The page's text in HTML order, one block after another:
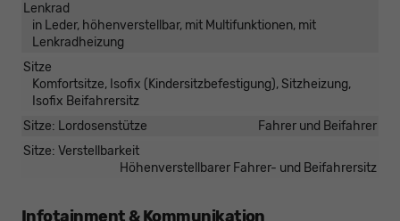
Lenkrad
in Leder, höhenverstellbar, mit Multifunktionen, mit
Lenkradheizung
Sitze
Komfortsitze, Isofix (Kindersitzbefestigung), Sitzheizung,
Isofix Beifahrersitz
Sitze: Lordosenstütze
Fahrer und Beifahrer
Sitze: Verstellbarkeit
Höhenverstellbarer Fahrer- und Beifahrersitz
Infotainment & Kommunikation